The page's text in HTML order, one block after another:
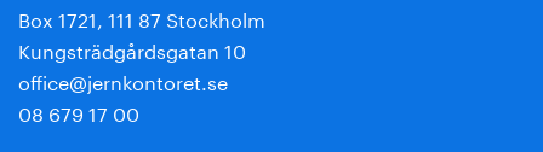
Box 1721, 111 87 Stockholm
Kungsträdgårdsgatan 10
office@jernkontoret.se
08 679 17 00